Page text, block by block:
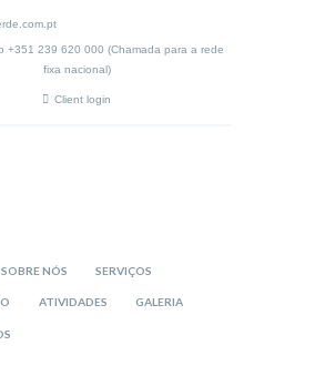
+351 239 620 000 (Chamada para a rede
fixa nacional)
Client login
SOBRE NÓS SERVIÇOS
ATIVIDADES GALERIA